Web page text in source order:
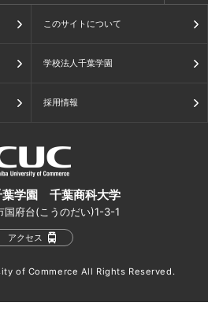
このサイトについて
学校法人千葉学園
採用情報
葉学園 千葉商科大学
国府台(こうのだい)1-3-1
アクセス
of Commerce All Rights Reserved.